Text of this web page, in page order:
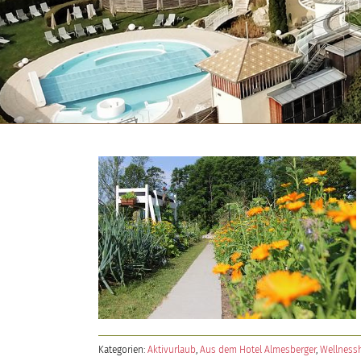
Kategorien: Aktivurlaub, Aus dem Hotel Almesberger,